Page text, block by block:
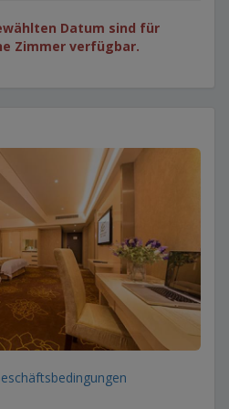
Datum sind für
Zimmer verfügbar.